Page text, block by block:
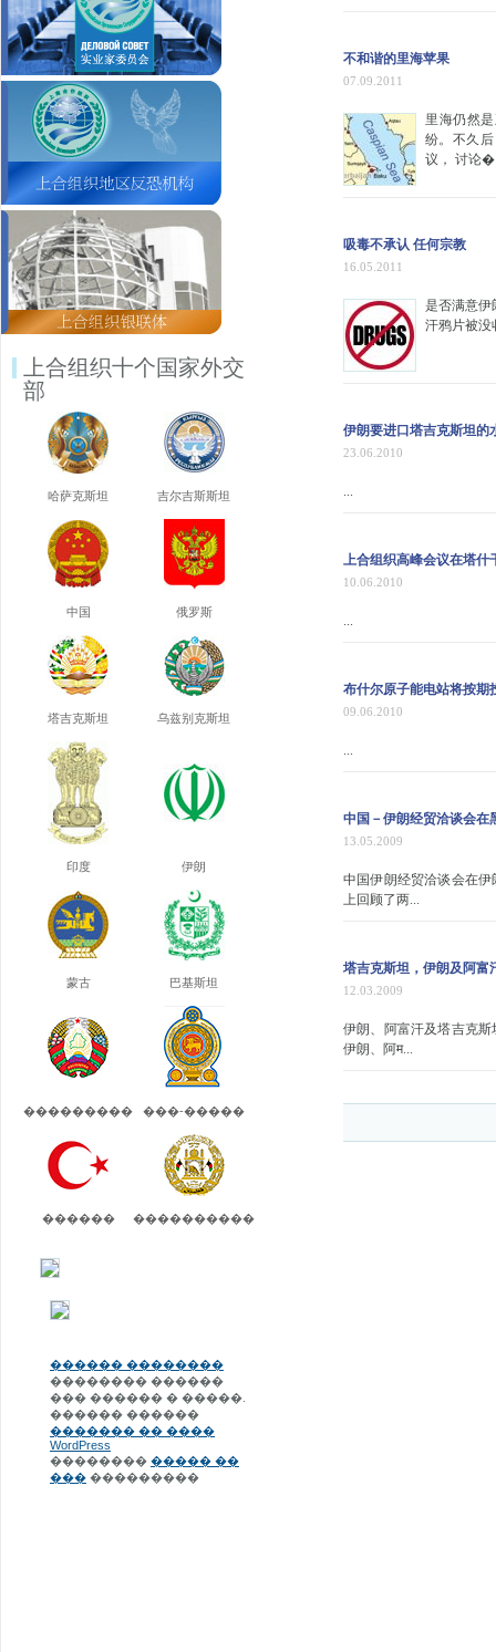
上合组织十个国家外交
部
哈萨克斯坦 吉尔吉斯斯坦
中国 俄罗斯
塔吉克斯坦 乌兹别克斯坦
印度 伊朗
蒙古 巴基斯坦
��������� ���-�����
������ ����������
������ ��������
�������� ������
��� ������ � �����.
������ ������
������� �� ����
WordPress
�������� ����� ��
��� ���������
不和谐的里海苹果
07.09.2011
里海仍然
纷。不久
议， 讨论
吸毒不承认 任何宗教
16.05.2011
是否满意伊
汗鸦片被没
伊朗要进口塔吉克斯坦的
23.06.2010
...
上合组织高峰会议在塔什
10.06.2010
...
布什尔原子能电站将按期
09.06.2010
...
中国－伊朗经贸洽谈会在
13.05.2009
中国伊朗经贸洽谈会在
上回顾了两...
塔吉克斯坦，伊朗及阿富
12.03.2009
伊朗、阿富汗及塔吉克
伊朗、阿म...